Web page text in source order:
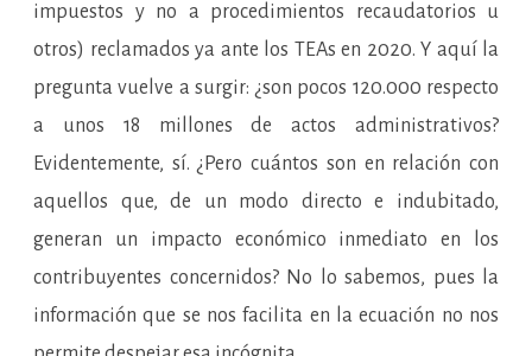
impuestos y no a procedimientos recaudatorios u
otros) reclamados ya ante los TEAs en 2020. Y aquí la
pregunta vuelve a surgir: ¿son pocos 120.000 respecto
a unos 18 millones de actos administrativos?
Evidentemente, sí. ¿Pero cuántos son en relación con
aquellos que, de un modo directo e indubitado,
generan un impacto económico inmediato en los
contribuyentes concernidos? No lo sabemos, pues la
información que se nos facilita en la ecuación no nos